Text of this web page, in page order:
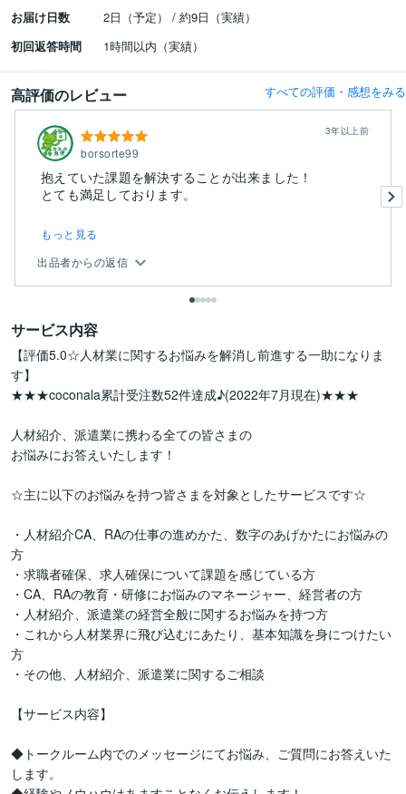
お届け日数
2日（予定） / 約9日（実績）
初回返答時間
1時間以内（実績）
高評価のレビュー すべての評価・感想をみる
borsorte99
3年以上前
抱えていた課題を解決することが出来ました！
もっと見る
出品者からの返信
サービス内容
【評価5.0☆人材業に関するお悩みを解消し前進する一助になりま
す】
★★★coconala累計受注数52件達成♪(2022年7月現在)★★★
人材紹介、派遣業に携わる全ての皆さまの
お悩みにお答えいたします！
☆主に以下のお悩みを持つ皆さまを対象としたサービスです☆
・人材紹介CA、RAの仕事の進めかた、数字のあげかたにお悩みの
方
・求職者確保、求人確保について課題を感じている方
・CA、RAの教育・研修にお悩みのマネージャー、経営者の方
・人材紹介、派遣業の経営全般に関するお悩みを持つ方
・これから人材業界に飛び込むにあたり、基本知識を身につけたい
方
・その他、人材紹介、派遣業に関するご相談
【サービス内容】
◆トークルーム内でのメッセージにてお悩み、ご質問にお答えいた
します。